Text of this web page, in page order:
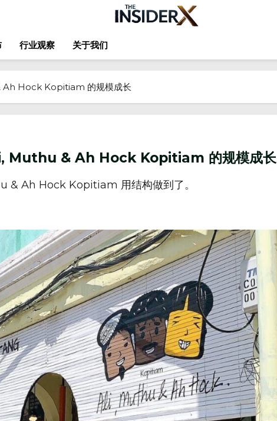
行业观察 关于我们
Ah Hock Kopitiam 的规模成长
Muthu & Ah Hock Kopitiam 的规模成长
& Ah Hock Kopitiam 用结构做到了。